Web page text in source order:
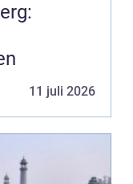
11 juli 2026